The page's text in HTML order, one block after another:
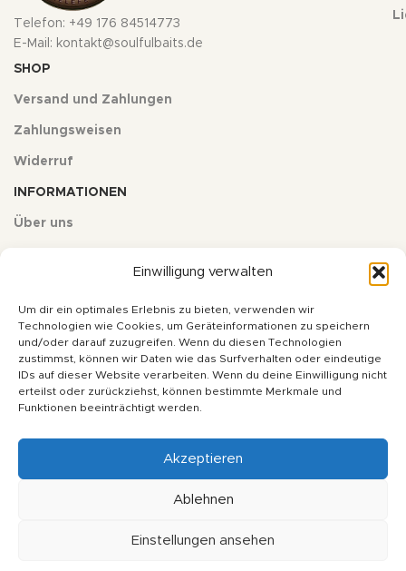
Einwilligung verwalten
Um dir ein optimales Erlebnis zu bieten, verwenden wir
Technologien wie Cookies, um Geräteinformationen zu speichern
und/oder darauf zuzugreifen. Wenn du diesen Technologien
zustimmst, können wir Daten wie das Surfverhalten oder eindeutige
IDs auf dieser Website verarbeiten. Wenn du deine Einwilligung nicht
erteilst oder zurückziehst, können bestimmte Merkmale und
Funktionen beeinträchtigt werden.
Akzeptieren
Ablehnen
Einstellungen ansehen
Telefon: +49 176 84514773
E-Mail: kontakt@soulfulbaits.de
SHOP
Versand und Zahlungen
Zahlungsweisen
Widerruf
INFORMATIONEN
Über uns
Datenschutz
AGB
* Alle Preise inkl. deutscher Mehrwertsteuer zzgl. Versandkosten,